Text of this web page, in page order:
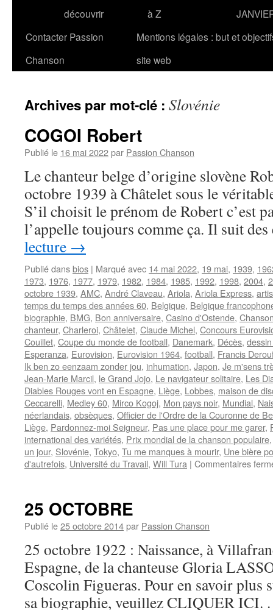
découvrir
à Z
Contacter Passion
Chanson
Mentions légales : but et
site web
Archives par mot-clé : Slovénie
COGOI Robert
Publié le 16 mai 2022par Passion Chanson
Le chanteur belge d’origine slovène
octobre 1939 à Châtelet sous le
S’il choisit le prénom de Robert c’est
l’appelle toujours comme ça. Il suit
lecture →
Publié dansbios | Marqué avec 14 mai 2022, 19 mai, 1939,
1973, 1976, 1977, 1979, 1982, 1984, 1985, 1992, 1998, 2004,
octobre 1939, AMC, André Claveau, Ariola, Ariola Express,
temps du temps des années 60, Belgique, Belgique
biographie, BMG, Bon anniversaire, Casino d'Ostende,
chanteur, Charleroi, Châtelet, Claude Michel, Concours
Couillet, Coupe du monde de football, Danemark, Décès,
Esperanza, Eurovision, Eurovision 1964, football, Francis
Ik ben zo eenzaam zonder jou, inhumation, Japon, Je m'sens
Jean-Marie Marcil, le Grand Jojo, Le navigateur solitaire, Les
Diables Rouges vont en Espagne, Liège, Lobbes, maison de
Ceccarelli, Medley 60, Mirco Kogoj, Mon pays noir, Mundial,
néerlandais, obsèques, Officier de l'Ordre de la Couronne de
Liège, Pardonnez-moi Seigneur, Pas une place pour me garer,
international des variétés, Prix mondial de la chanson populaire
un jour, Slovénie, Tokyo, Tu me manques à mourir, Une bière
d'autrefois, Université du Travail, Will Tura | Commentaires
25 OCTOBRE
Publié le25 octobre 2014par Passion Chanson
25 octobre 1922 : Naissance, à
Espagne, de la chanteuse Gloria
Coscolin Figueras. Pour en savoir plus
sa biographie, veuillez CLIQUER